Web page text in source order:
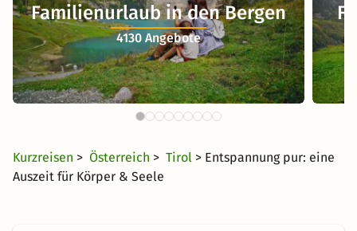
Familienurlaub in den Bergen
4130 Angebote
Kurzreisen > Österreich > Tirol > Entspannung pur: eine
Auszeit für Körper & Seele